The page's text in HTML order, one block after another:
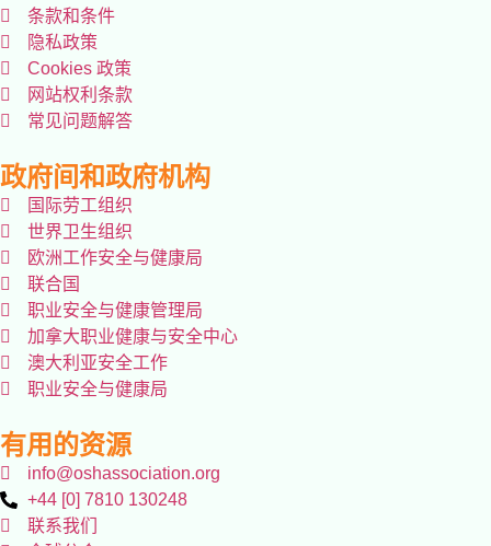
条款和条件
隐私政策
Cookies 政策
网站权利条款
常见问题解答
政府间和政府机构
国际劳工组织
世界卫生组织
欧洲工作安全与健康局
联合国
职业安全与健康管理局
加拿大职业健康与安全中心
澳大利亚安全工作
职业安全与健康局
有用的资源
info@oshassociation.org
+44 [0] 7810 130248
联系我们